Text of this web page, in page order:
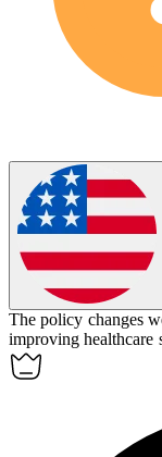
The policy changes
improving healthcare